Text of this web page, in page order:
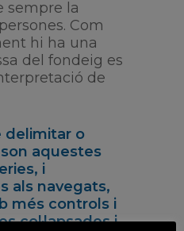
sempre la
Com
hi ha una
del fondeig es
de
delimitar o
aquestes
i
als navegats,
més controls i
col·lapsades i
Inici
Noticies